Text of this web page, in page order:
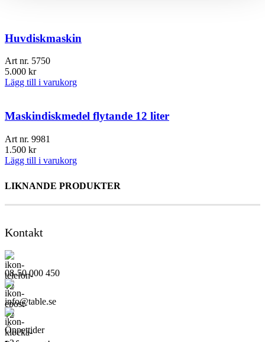
Huvdiskmaskin
Art nr. 5750
5.000 kr
Lägg till i varukorg
Maskindiskmedel flytande 12 liter
Art nr. 9981
1.500 kr
Lägg till i varukorg
LIKNANDE PRODUKTER
Kontakt
08-50 000 450
info@table.se
Öppettider